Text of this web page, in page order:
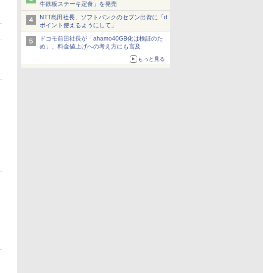
牛鉄板ステーキ定食」を発売
NTT島田社長、ソフトバンクのセブン出資に「d
ポイント使えるようにして」
ドコモ前田社長が「ahamo40GB化は検証のた
め」、料金値上げへの考え方にも言及
もっと見る